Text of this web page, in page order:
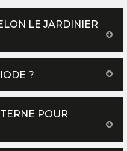
LE JARDINIER
?
POUR